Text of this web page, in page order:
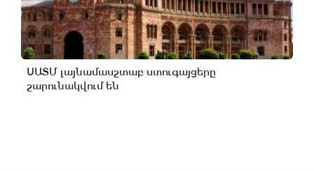
ՍԱՏՄ լայնամասշտաբ ստուգայցերը
շարունակվում են